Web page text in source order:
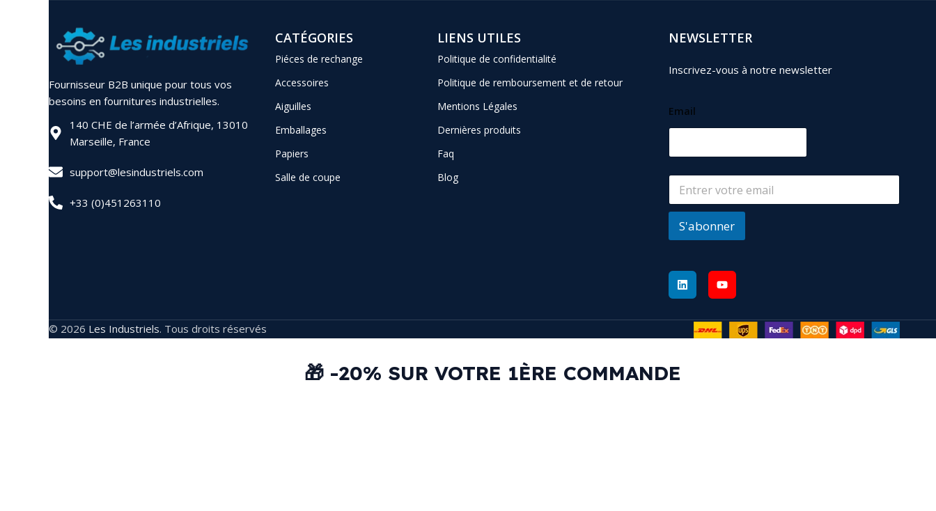
Fournisseur B2B unique pour tous vos
besoins en fournitures industrielles.
140 CHE de l’armée d’Afrique, 13010
Marseille, France
support@lesindustriels.com
+33 (0)451263110
CATÉGORIES
Piéces de rechange
Accessoires
Aiguilles
Emballages
Papiers
Salle de coupe
LIENS UTILES
Politique de confidentialité
Politique de remboursement et de retour
Mentions Légales
Dernières produits
Faq
Blog
NEWSLETTER
Inscrivez-vous à notre newsletter
Email
S'abonner
© 2026 Les Industriels. Tous droits réservés
🎁 -20% SUR VOTRE 1ÈRE COMMANDE